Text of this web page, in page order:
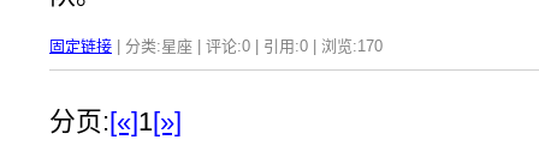
固定链接 | 分类:星座 | 评论:0 | 引用:0 | 浏览:170
分页:[«]1[»]